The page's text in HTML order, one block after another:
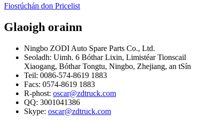
Fiosrúchán don Pricelist
Glaoigh orainn
Ningbo ZODI Auto Spare Parts Co., Ltd.
Seoladh: Uimh. 6 Bóthar Lixin, Limistéar Tionscail
Xiaogang, Bóthar Tongtu, Ningbo, Zhejiang, an tSín
Teil: 0086-574-8619 1883
Facs: 0574-8619 1883
R-phost: oscar@zdtruck.com
QQ: 3001041386
Skype: oscar@zdtruck.com